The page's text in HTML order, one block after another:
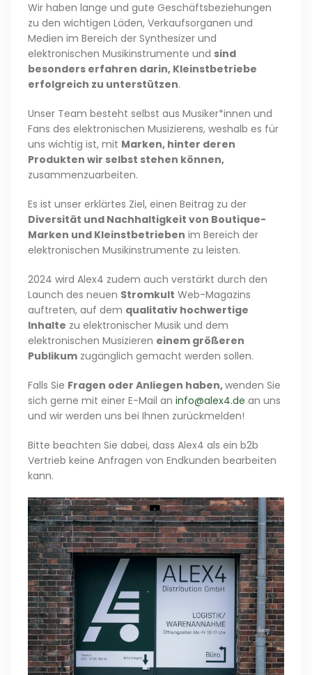
Wir haben lange und gute Geschäftsbeziehungen
zu den wichtigen Läden, Verkaufsorganen und
Medien im Bereich der Synthesizer und
elektronischen Musikinstrumente und sind
besonders erfahren darin, Kleinstbetriebe
erfolgreich zu unterstützen.
Unser Team besteht selbst aus Musiker*innen und
Fans des elektronischen Musizierens, weshalb es für
uns wichtig ist, mit Marken, hinter deren
Produkten wir selbst stehen können,
zusammenzuarbeiten.
Es ist unser erklärtes Ziel, einen Beitrag zu der
Diversität und Nachhaltigkeit von Boutique-
Marken und Kleinstbetrieben im Bereich der
elektronischen Musikinstrumente zu leisten.
2024 wird Alex4 zudem auch verstärkt durch den
Launch des neuen Stromkult Web-Magazins
auftreten, auf dem qualitativ hochwertige
Inhalte zu elektronischer Musik und dem
elektronischen Musizieren einem größeren
Publikum zugänglich gemacht werden sollen.
Falls Sie Fragen oder Anliegen haben,wenden Sie
sich gerne mit einer E-Mail an info@alex4.de an uns
und wir werden uns bei Ihnen zurückmelden!
Bitte beachten Sie dabei, dass Alex4 als ein b2b
Vertrieb keine Anfragen von Endkunden bearbeiten
kann.